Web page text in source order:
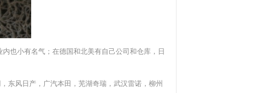
也小有名气；在德国和北美有自己公司和仓库，日
东风日产，广汽本田，芜湖奇瑞，武汉雷诺，柳州